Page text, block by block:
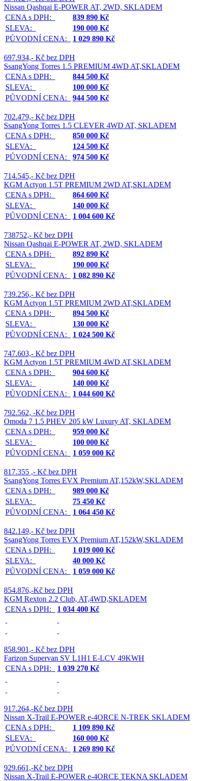
Nissan Qashqai E-POWER AT, 2WD, SKLADEM
CENA s DPH:
839 890 Kč
SLEVA:
190 000 Kč
PŮVODNÍ CENA:
1 029 890 Kč
697.934,- Kč bez DPH
SsangYong Torres 1.5 PREMIUM 4WD AT,SKLADEM
CENA s DPH:
844 500 Kč
SLEVA:
100 000 Kč
PŮVODNÍ CENA:
944 500 Kč
702.479,- Kč bez DPH
SsangYong Torres 1.5 CLEVER 4WD AT, SKLADEM
CENA s DPH:
850 000 Kč
SLEVA:
124 500 Kč
PŮVODNÍ CENA:
974 500 Kč
714.545,- Kč bez DPH
KGM Actyon 1.5T PREMIUM 2WD AT,SKLADEM
CENA s DPH:
864 600 Kč
SLEVA:
140 000 Kč
PŮVODNÍ CENA:
1 004 600 Kč
738752,- Kč bez DPH
Nissan Qashqai E-POWER AT, 2WD, SKLADEM
CENA s DPH:
892 890 Kč
SLEVA:
190 000 Kč
PŮVODNÍ CENA:
1 082 890 Kč
739.256,- Kč bez DPH
KGM Actyon 1.5T PREMIUM 2WD AT,SKLADEM
CENA s DPH:
894 500 Kč
SLEVA:
130 000 Kč
PŮVODNÍ CENA:
1 024 500 Kč
747.603,- Kč bez DPH
KGM Actyon 1.5T PREMIUM 4WD AT,SKLADEM
CENA s DPH:
904 600 Kč
SLEVA:
140 000 Kč
PŮVODNÍ CENA:
1 044 600 Kč
792.562, -Kč bez DPH
Omoda 7 1.5 PHEV 205 kW Luxury AT, SKLADEM
CENA s DPH:
959 000 Kč
SLEVA:
100 000 Kč
PŮVODNÍ CENA:
1 059 000 Kč
817.355 ,- Kč bez DPH
SsangYong Torres EVX Premium AT,152kW,SKLADEM
CENA s DPH:
989 000 Kč
SLEVA:
75 450 Kč
PŮVODNÍ CENA:
1 064 450 Kč
842.149,- Kč bez DPH
SsangYong Torres EVX Premium AT,152kW,SKLADEM
CENA s DPH:
1 019 000 Kč
SLEVA:
40 000 Kč
PŮVODNÍ CENA:
1 059 000 Kč
854.876,-Kč bez DPH
KGM Rexton 2.2 Club, AT,4WD,SKLADEM
CENA s DPH:
1 034 400 Kč
858.901,- Kč bez DPH
Farizon Supervan SV L1H1 E-LCV 49KWH
CENA s DPH:
1 039 270 Kč
917.264,-Kč bez DPH
Nissan X-Trail E-POWER e-4ORCE N-TREK SKLADEM
CENA s DPH:
1 109 890 Kč
SLEVA:
160 000 Kč
PŮVODNÍ CENA:
1 269 890 Kč
929.661,-Kč bez DPH
Nissan X-Trail E-POWER e-4ORCE TEKNA SKLADEM